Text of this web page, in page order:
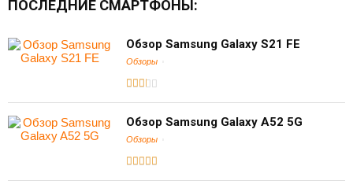
ПОСЛЕДНИЕ СМАРТФОНЫ:
Обзор Samsung Galaxy S21 FE
Обзоры
Обзор Samsung Galaxy A52 5G
Обзоры